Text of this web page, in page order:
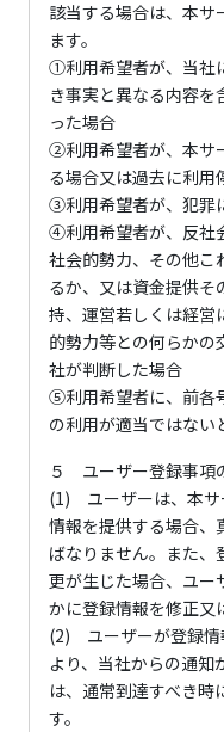
該当する場合は、本サ
ます。
①利用希望者が、当社
き事実と異なる内容
った場合
②利用希望者が、本サ
る場合又は過去に利
③利用希望者が、犯罪
④利用希望者が、反社
社会的勢力、その他こ
るか、又は資金提供
持、運営若しくは経営
的勢力等との何らかの
社が判断した場合
⑤利用希望者に、前各
の利用が適当ではない
５ ユーザー登録事項
(1) ユーザーは、本サ
情報を提供する場合、
ばなりません。また、
更が生じた場合、ユー
かに登録情報を修正又
(2) ユーザーが登録情
より、当社からの通
は、通常到達すべき時
す。